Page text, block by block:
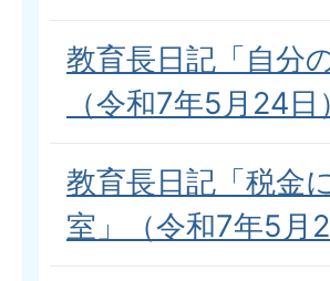
教育長日記「自分
（令和7年5月24日）
教育長日記「税金
室」（令和7年5月